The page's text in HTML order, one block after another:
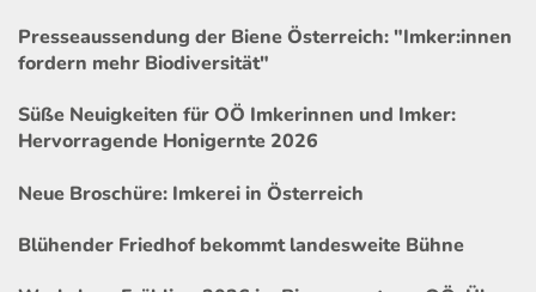
Presseaussendung der Biene Österreich: "Imker:innen
fordern mehr Biodiversität"
Süße Neuigkeiten für OÖ Imkerinnen und Imker:
Hervorragende Honigernte 2026
Neue Broschüre: Imkerei in Österreich
Blühender Friedhof bekommt landesweite Bühne